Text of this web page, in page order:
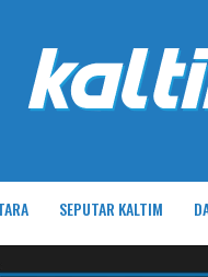
SEPUTAR KALTIM